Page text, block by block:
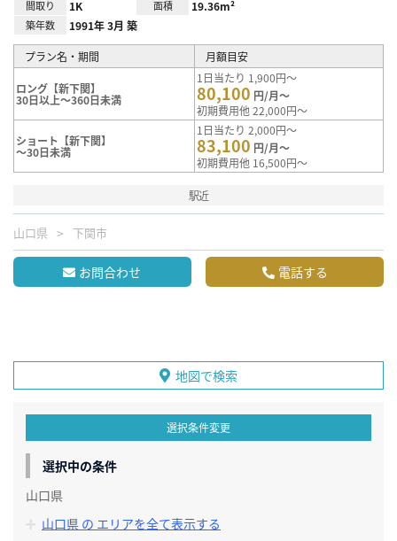
間取り 1K 面積 19.36m²
築年数 1991年 3月 築
プラン名・期間 月額目安
ロング【新下関】
30日以上～360日未満
1日当たり 1,900円～
80,100 円/月～
初期費用他 22,000円～
ショート【新下関】
～30日未満
1日当たり 2,000円～
83,100 円/月～
初期費用他 16,500円～
駅近
山口県 下関市
お問合わせ 電話する
地図で検索
選択条件変更
選択中の条件
山口県
山口県 の エリアを全て表示する